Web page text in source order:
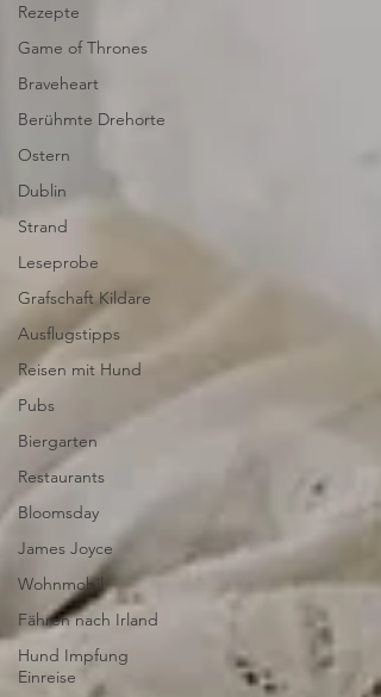
Rezepte
Game of Thrones
Braveheart
Berühmte Drehorte
Ostern
Dublin
Strand
Leseprobe
Grafschaft Kildare
Ausflugstipps
Reisen mit Hund
Pubs
Biergarten
Restaurants
Bloomsday
James Joyce
Wohnmobil
Fähren nach Irland
Hund Impfung
Einreise